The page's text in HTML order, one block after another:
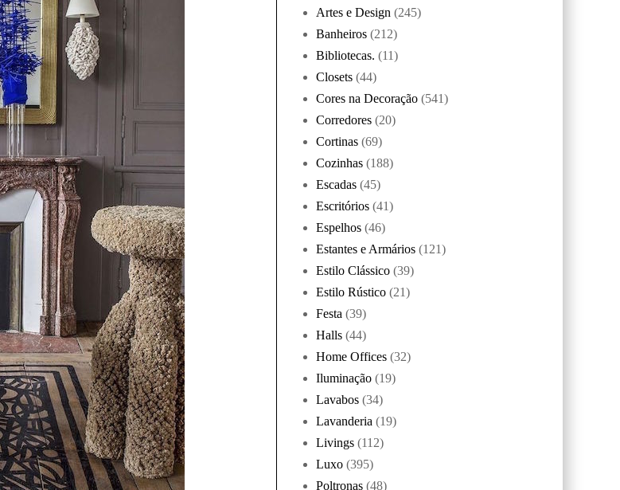
Artes e Design (245)
Banheiros (212)
Bibliotecas. (11)
Closets (44)
Cores na Decoração (541)
Corredores (20)
Cortinas (69)
Cozinhas (188)
Escadas (45)
Escritórios (41)
Espelhos (46)
Estantes e Armários (121)
Estilo Clássico (39)
Estilo Rústico (21)
Festa (39)
Halls (44)
Home Offices (32)
Iluminação (19)
Lavabos (34)
Lavanderia (19)
Livings (112)
Luxo (395)
Poltronas (48)